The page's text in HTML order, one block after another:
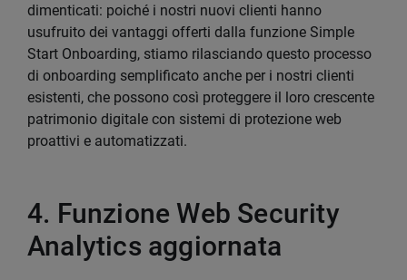
dimenticati: poiché i nostri nuovi clienti hanno
usufruito dei vantaggi offerti dalla funzione Simple
Start Onboarding, stiamo rilasciando questo processo
di onboarding semplificato anche per i nostri clienti
esistenti, che possono così proteggere il loro crescente
patrimonio digitale con sistemi di protezione web
proattivi e automatizzati.
4. Funzione Web Security
Analytics aggiornata